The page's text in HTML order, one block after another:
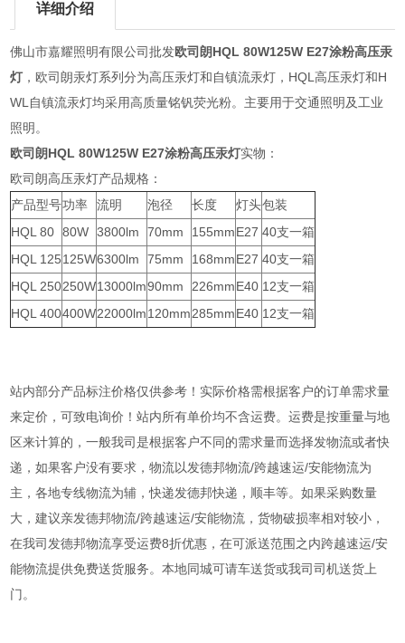
详细介绍
佛山市嘉耀照明有限公司批发欧司朗HQL 80W125W E27涂粉高压汞
灯，欧司朗汞灯系列分为高压汞灯和自镇流汞灯，HQL高压汞灯和H
WL自镇流汞灯均采用高质量铭钒荧光粉。主要用于交通照明及工业
照明。
欧司朗HQL 80W125W E27涂粉高压汞灯实物：
欧司朗高压汞灯产品规格：
产品型号功率 流明 泡径 长度 灯头包装
HQL 80 80W 3800lm 70mm 155mmE27 40支一箱
HQL 125125W6300lm 75mm 168mmE27 40支一箱
HQL 250250W13000lm90mm 226mmE40 12支一箱
HQL 400400W22000lm120mm285mmE40 12支一箱
站内部分产品标注价格仅供参考！实际价格需根据客户的订单需求量
来定价，可致电询价！站内所有单价均不含运费。运费是按重量与地
区来计算的，一般我司是根据客户不同的需求量而选择发物流或者快
递，如果客户没有要求，物流以发德邦物流/跨越速运/安能物流为
主，各地专线物流为辅，快递发德邦快递，顺丰等。如果采购数量
大，建议亲发德邦物流/跨越速运/安能物流，货物破损率相对较小，
在我司发德邦物流享受运费8折优惠，在可派送范围之内跨越速运/安
能物流提供免费送货服务。本地同城可请车送货或我司司机送货上
门。